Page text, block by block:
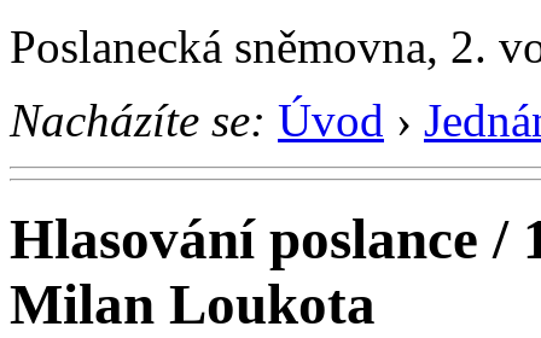
Poslanecká sněmovna, 2.
Nacházíte se: Úvod ›
Hlasování poslance /
Milan Loukota